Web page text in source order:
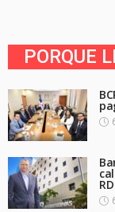
PORQUE